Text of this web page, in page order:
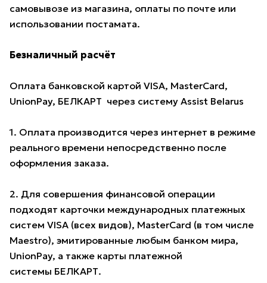
самовывозе из магазина, оплаты по почте или
использовании постамата.
Безналичный расчёт
Оплата банковской картой VISA, MasterCard,
UnionPay, БЕЛКАРТ через систему Assist Belarus
1. Оплата производится через интернет в режиме
реального времени непосредственно после
оформления заказа.
2. Для совершения финансовой операции
подходят карточки международных платежных
систем VISA (всех видов), MasterCard (в том числе
Maestro), эмитированные любым банком мира,
UnionPay, а также карты платежной
системы БЕЛКАРТ.